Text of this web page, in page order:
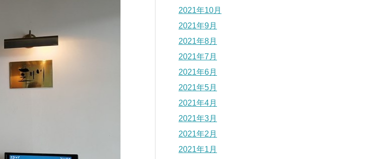
2021年10月
2021年9月
2021年8月
2021年7月
2021年6月
2021年5月
2021年4月
2021年3月
2021年2月
2021年1月